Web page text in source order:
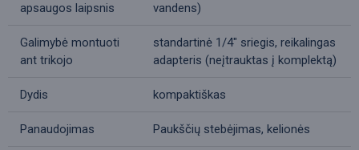
apsaugos laipsnis
vandens)
Galimybė montuoti
ant trikojo
standartinė 1/4" sriegis, reikalingas
adapteris (neįtrauktas į komplektą)
Dydis kompaktiškas
Panaudojimas Paukščių stebėjimas, kelionės